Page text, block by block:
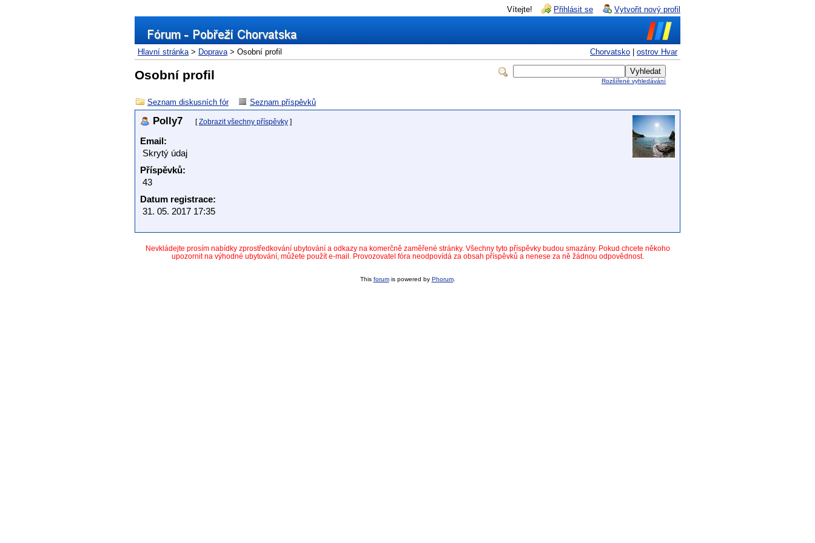
Vítejte! Přihlásit se Vytvořit nový profil
Chorvatsko ostrov Hvar
Hlavní stránka> Doprava> Osobní profil
Rozšířené vyhledávání
Osobní profil
Seznam diskusních fór Seznam příspěvků
Polly7 [Zobrazit všechny příspěvky ]
Email:
Skrytý údaj
Příspěvků:
43
Datum registrace:
31. 05. 2017 17:35
Nevkládejte prosím nabídky zprostředkování ubytování a odkazy na komerčně zaměřené stránky. Všechny tyto příspěvky budou smazány. Pokud chcete někoho
upozornit na výhodné ubytování, můžete použít e-mail. Provozovatel fóra neodpovídá za obsah příspěvků a nenese za ně žádnou odpovědnost.
This forumis powered by Phorum.